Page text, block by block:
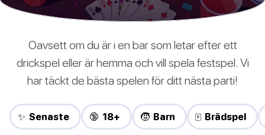
Oavsett om du är i en bar som letar efter ett
drickspel eller är hemma och vill spela festspel. Vi
har täckt de bästa spelen för ditt nästa parti!
✨ Senaste 🔞 18+ 🧒 Barn 🀄 Brädspel